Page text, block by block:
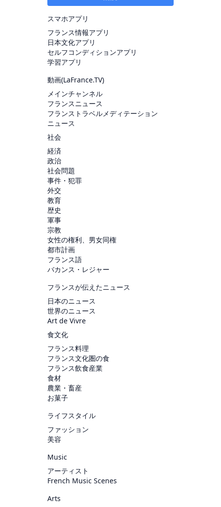
スマホアプリ
フランス情報アプリ
日本文化アプリ
セルフコンディションアプリ
学習アプリ
動画(LaFrance.TV)
メインチャンネル
フランスニュース
フランストラベルメディテーション
ニュース
社会
経済
政治
社会問題
事件・犯罪
外交
教育
歴史
軍事
宗教
女性の権利、男女同権
都市計画
フランス語
バカンス・レジャー
フランスが伝えたニュース
日本のニュース
世界のニュース
Art de Vivre
食文化
フランス料理
フランス文化圏の食
フランス飲食産業
食材
農業・畜産
お菓子
ライフスタイル
ファッション
美容
Music
アーティスト
French Music Scenes
Arts